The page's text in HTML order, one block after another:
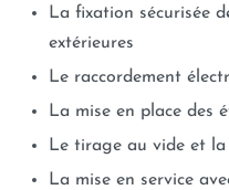
La fixation sécurisée
extérieures
Le raccordement
La mise en place des
Le tirage au vide et
La mise en service